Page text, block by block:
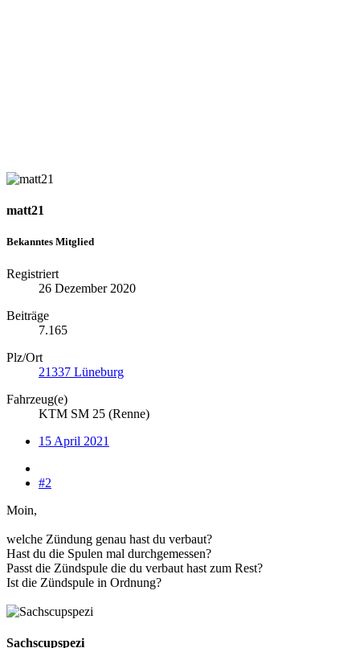
matt21
Bekanntes Mitglied
Registriert
26 Dezember 2020
Beiträge
7.165
Plz/Ort
21337 Lüneburg
Fahrzeug(e)
KTM SM 25 (Renne)
15 April 2021
#2
Moin,
welche Zündung genau hast du verbaut?
Hast du die Spulen mal durchgemessen?
Passt die Zündspule die du verbaut hast zum Rest?
Ist die Zündspule in Ordnung?
Sachscupspezi